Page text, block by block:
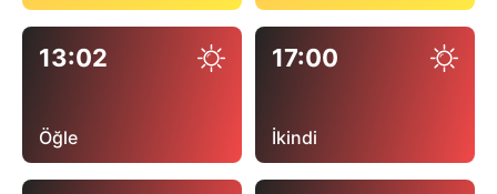
13:02
Öğle
17:00
İkindi